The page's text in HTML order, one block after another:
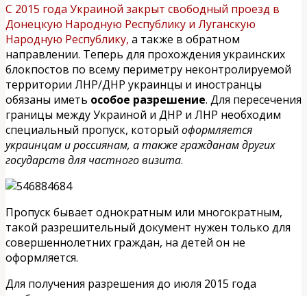
С 2015 года Украиной закрыт свободный проезд в
Донецкую Народную Республику и Луганскую
Народную Республику, а также в обратном
направлении. Теперь для прохождения украинских
блокпостов по всему периметру неконтролируемой
территории ЛНР/ДНР украинцы и иностранцы
обязаны иметь особое разрешение. Для пересечения
границы между Украиной и ДНР и ЛНР необходим
специальный пропуск, который оформляется
украинцам и россиянам, а также гражданамдругих
государств для частного визита.
Пропуск бывает однократным или многократным,
такой разрешительный документ нужен только для
совершеннолетних граждан, на детей он не
оформляется.
Для получения разрешения до июля 2015 года